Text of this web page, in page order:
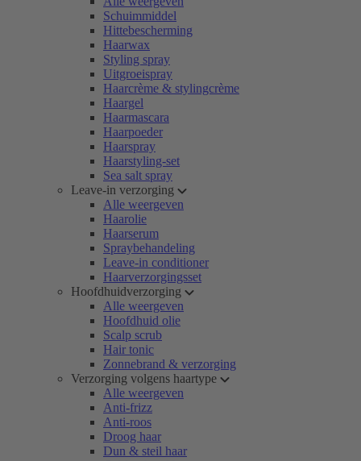
Schuimmiddel
Hittebescherming
Haarwax
Styling spray
Uitgroeispray
Haarcrème & stylingcrème
Haargel
Haarmascara
Haarpoeder
Haarspray
Haarstyling-set
Sea salt spray
Leave-in verzorging
Alle weergeven
Haarolie
Haarserum
Spraybehandeling
Leave-in conditioner
Haarverzorgingsset
Hoofdhuidverzorging
Alle weergeven
Hoofdhuid olie
Scalp scrub
Hair tonic
Zonnebrand & verzorging
Verzorging volgens haartype
Alle weergeven
Anti-frizz
Anti-roos
Droog haar
Dun & steil haar